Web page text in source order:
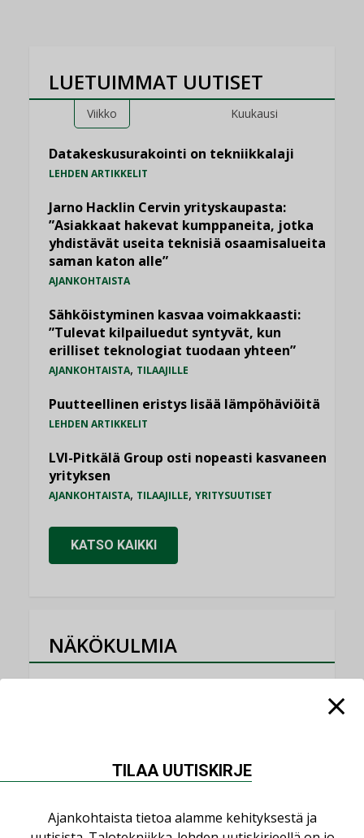
LUETUIMMAT UUTISET
Viikko Kuukausi
Datakeskusurakointi on tekniikkalaji
LEHDEN ARTIKKELIT
Jarno Hacklin Cervin yrityskaupasta:
”Asiakkaat hakevat kumppaneita, jotka
yhdistävät useita teknisiä osaamisalueita
saman katon alle”
AJANKOHTAISTA
Sähköistyminen kasvaa voimakkaasti:
”Tulevat kilpailuedut syntyvät, kun
erilliset teknologiat tuodaan yhteen”
AJANKOHTAISTA, TILAAJILLE
Puutteellinen eristys lisää lämpöhäviöitä
LEHDEN ARTIKKELIT
LVI-Pitkälä Group osti nopeasti kasvaneen
yrityksen
AJANKOHTAISTA, TILAAJILLE, YRITYSUUTISET
KATSO KAIKKI
NÄKÖKULMIA
Sähköistäminen säästää euroja
KOLUMNI
Yli miljoona kotia on vailla toimivaa
ilmanvaihtoa
TILAA UUTISKIRJE
Ajankohtaista tietoa alamme kehityksestä ja